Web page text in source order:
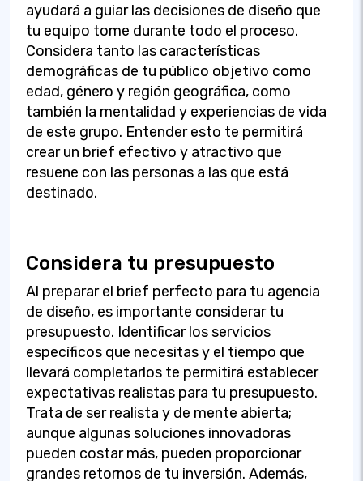
ayudará a guiar las decisiones de diseño que
tu equipo tome durante todo el proceso.
Considera tanto las características
demográficas de tu público objetivo como
edad, género y región geográfica, como
también la mentalidad y experiencias de vida
de este grupo. Entender esto te permitirá
crear un brief efectivo y atractivo que
resuene con las personas a las que está
destinado.
Considera tu presupuesto
Al preparar el brief perfecto para tu agencia
de diseño, es importante considerar tu
presupuesto. Identificar los servicios
específicos que necesitas y el tiempo que
llevará completarlos te permitirá establecer
expectativas realistas para tu presupuesto.
Trata de ser realista y de mente abierta;
aunque algunas soluciones innovadoras
pueden costar más, pueden proporcionar
grandes retornos de tu inversión. Además,